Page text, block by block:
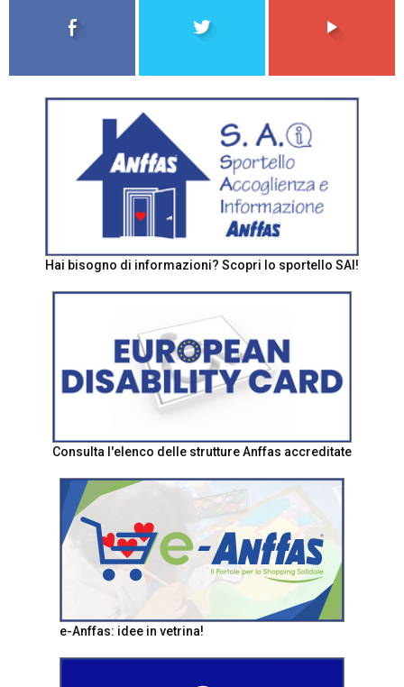
Hai bisogno di informazioni? Scopri lo sportello SAI!
Consulta l'elenco delle strutture Anffas accreditate
e-Anffas: idee in vetrina!